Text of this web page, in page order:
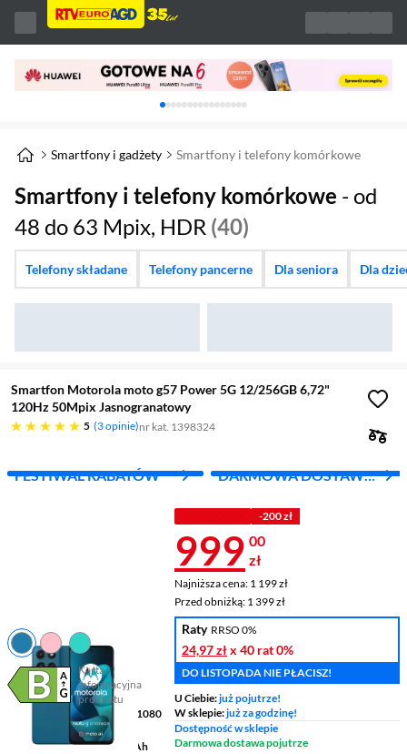
Karuzela z banerami, aktualny element 1 z
Smartfony i gadżety Smartfony i telefony komórkowe
Smartfony i telefony komórkowe - od
48 do 63 Mpix, HDR (40)
Telefony składane Telefony pancerne Dla seniora Dla
Smartfon Motorola moto g57 Power 5G 12/256GB 6,72"
120Hz 50Mpix Jasnogranatowy
5
pięć gwiazdek 3 opinie nr kat. 1398324
FESTIWAL RABATÓW
DARMOWA DOSTAWA
Karta
informacyjna
produktu
Plik w formacie pdf
(otworzy się w nowym oknie)
6,72 " 2400 x 1080
Pojemność baterii 7000 mAh
-200 zł
Cena 999 zł
999 00
zł
Najniższa cena: 1 199 zł
Najniższa cena: 1 199 zł
Przed obniżką: 1 399 zł
Przed obniżką: 1 399 zł
Raty RRSO 0%
24,97 złx 40 rat0%
DO LISTOPADA NIE PŁACISZ!
U Ciebie:już pojutrze!
W sklepie:już za godzinę!
Dostępność w sklepie
Darmowa dostawa pojutrze